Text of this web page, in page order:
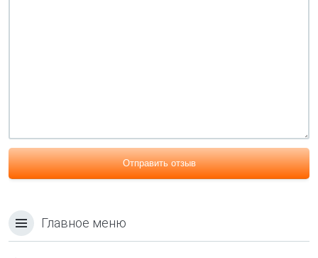
Отправить отзыв
Главное меню